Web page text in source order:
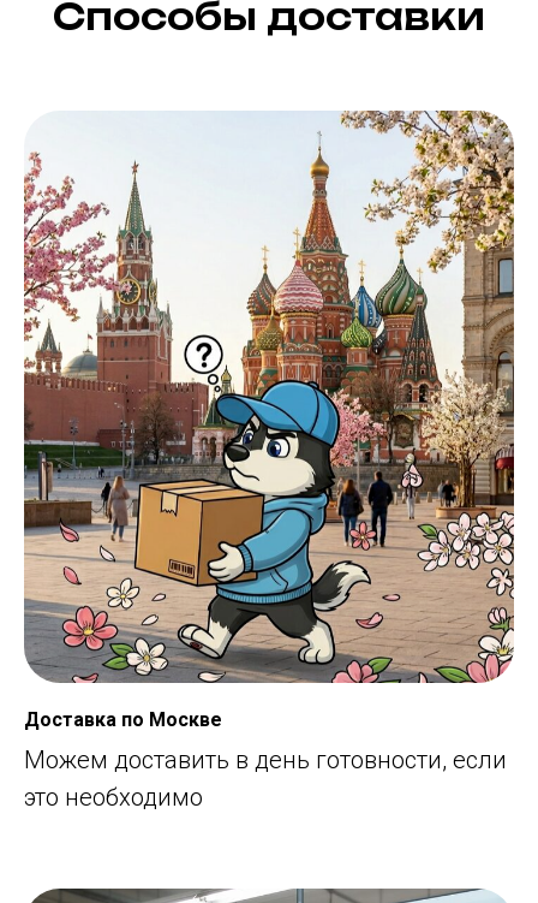
Способы доставки
Доставка по Москве
Можем доставить в день готовности, если
это необходимо